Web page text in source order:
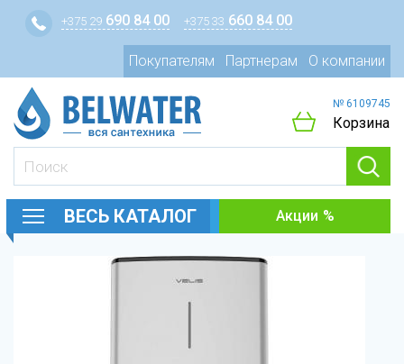
+375 29 690 84 00 +375 33 660 84 00
Покупателям Партнерам О компании
№ 6109745
Корзина
ВЕСЬ КАТАЛОГ Акции